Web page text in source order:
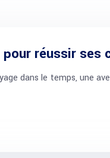
réussir ses
dans le temps, une